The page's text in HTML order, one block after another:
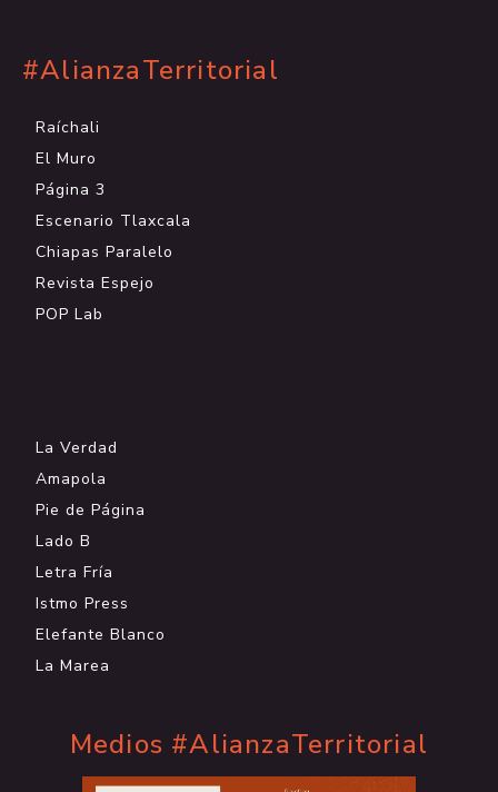
#AlianzaTerritorial
Raíchali
El Muro
Página 3
Escenario Tlaxcala
Chiapas Paralelo
Revista Espejo
POP Lab
La Verdad
Amapola
Pie de Página
Lado B
Letra Fría
Istmo Press
Elefante Blanco
La Marea
Medios #AlianzaTerritorial